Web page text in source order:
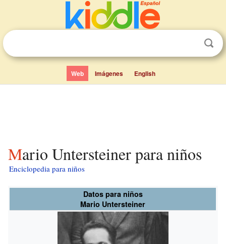
Web Imágenes English
Mario Untersteiner para niños
Enciclopedia para niños
Datos para niños
Mario Untersteiner